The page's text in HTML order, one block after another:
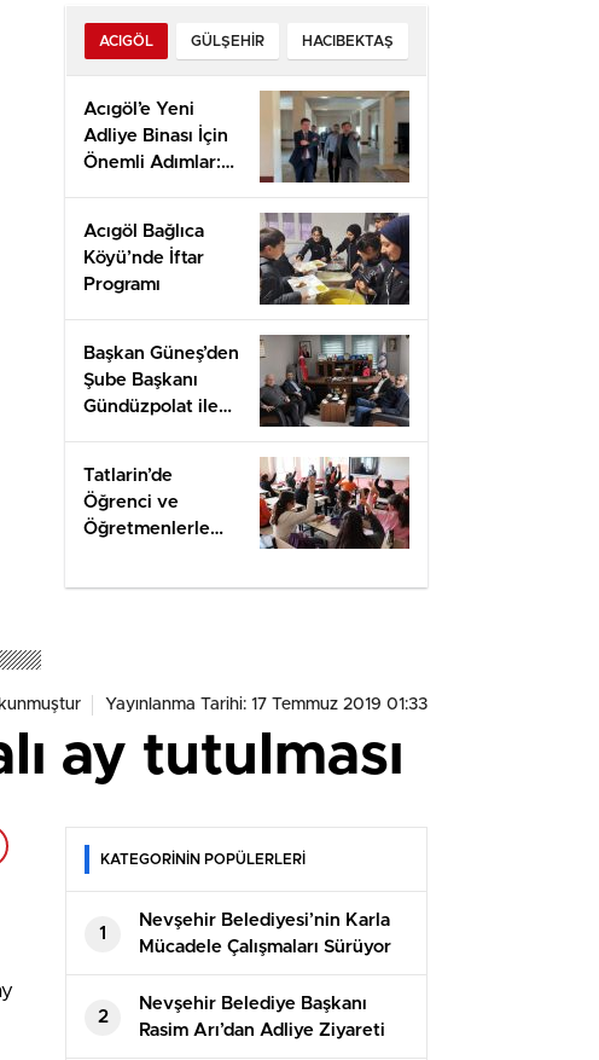
ACIGÖL GÜLŞEHIR HACIBEKTAŞ
Acıgöl’e Yeni
Adliye Binası İçin
Önemli Adımlar:
Değerlendirmesi
Acıgöl Bağlıca
Köyü’nde İftar
Programı
Başkan Güneş’den
Şube Başkanı
Gündüzpolat ile
Tatlarin’de
Öğrenci ve
Öğretmenlerle
Yayınlanma Tarihi: 17 Temmuz 2019 01:33
ay tutulması
KATEGORİNİN POPÜLERLERİ
1
Nevşehir Belediyesi’nin Karla
Mücadele Çalışmaları Sürüyor
2
Nevşehir Belediye Başkanı
Rasim Arı’dan Adliye Ziyareti